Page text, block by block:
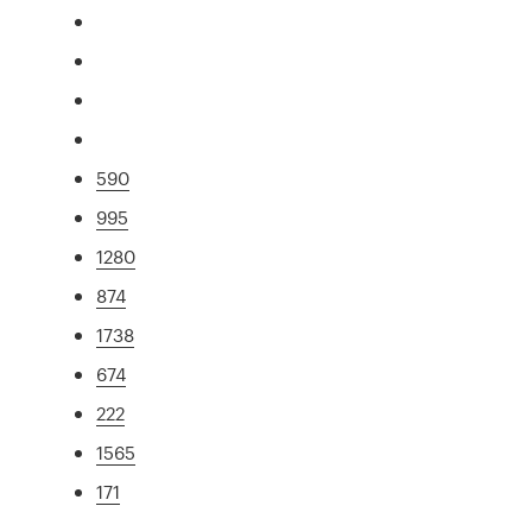
590
995
1280
874
1738
674
222
1565
171